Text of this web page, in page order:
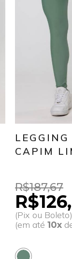
CAPIM
R$187,67
(Pix ou
(em até 10x